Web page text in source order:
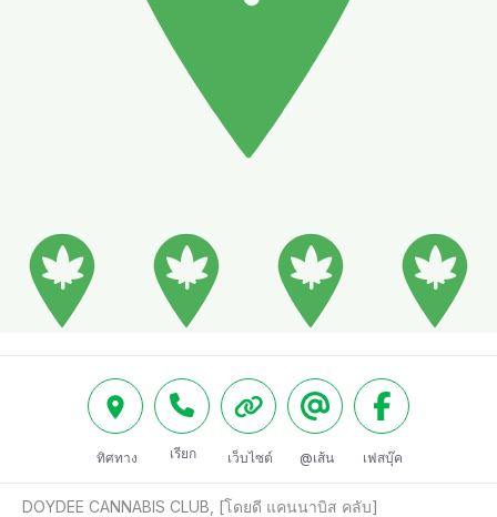
ทิศทาง เรียก เว็บไซต์ @เส้น เฟสบุ๊ค
DOYDEE CANNABIS CLUB, [โดยดี แคนนาบิส คลับ]